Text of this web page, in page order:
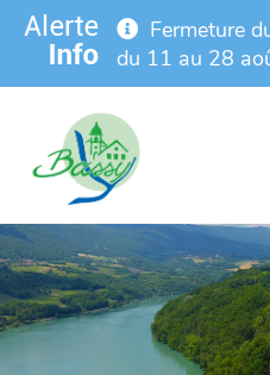
Fermeture
du 11 au 28